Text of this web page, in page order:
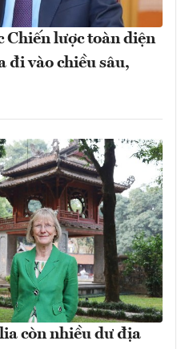
lược toàn diện
đi vào chiều sâu,
còn nhiều dư địa